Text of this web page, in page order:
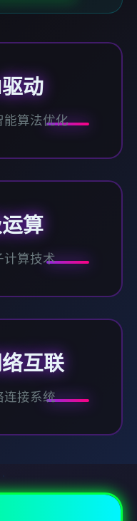
动
能算法优化
算
计算技术
互联
连接系统